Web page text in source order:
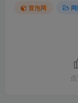
冒泡网